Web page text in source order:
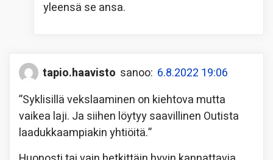
yleensä se ansa.
tapio.haavisto sanoo: 6.8.2022 19:06
”Syklisillä vekslaaminen on kiehtova mutta
vaikea laji. Ja siihen löytyy saavillinen Outista
laadukkaampiakin yhtiöitä.”